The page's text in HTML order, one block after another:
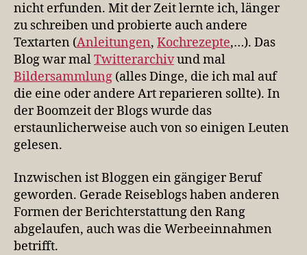
nicht erfunden. Mit der Zeit lernte ich, länger
zu schreiben und probierte auch andere
Textarten (Anleitungen, Kochrezepte,…). Das
Blog war malTwitterarchivund mal
Bildersammlung (alles Dinge, die ich mal auf
die eine oder andere Art reparieren sollte). In
der Boomzeit der Blogs wurde das
erstaunlicherweise auch von so einigen Leuten
gelesen.
Inzwischen ist Bloggen ein gängiger Beruf
geworden. Gerade Reiseblogs haben anderen
Formen der Berichterstattung den Rang
abgelaufen, auch was die Werbeeinnahmen
betrifft.